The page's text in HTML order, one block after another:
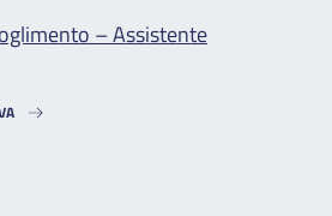
– Assistente